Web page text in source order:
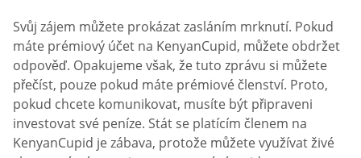
Svůj zájem můžete prokázat zasláním mrknutí. Pokud
máte prémiový účet na KenyanCupid, můžete obdržet
odpověď. Opakujeme však, že tuto zprávu si můžete
přečíst, pouze pokud máte prémiové členství. Proto,
pokud chcete komunikovat, musíte být připraveni
investovat své peníze. Stát se platícím členem na
KenyanCupid je zábava, protože můžete využívat živé